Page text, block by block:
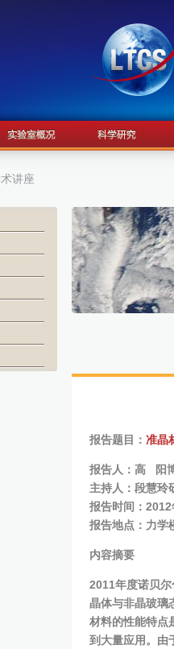
讲座
报告题目： 准晶
报告人：高 阳
主持人：段慧玲
报告时间：
报告地点：力学
内容摘要
2011年度诺贝
晶体与非晶玻璃
材料的性能特点
到大量应用。由